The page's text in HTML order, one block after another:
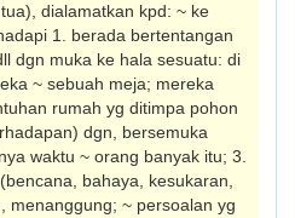
dialamatkan kpd: ~ ke
1. berada bertentangan
dgn muka ke hala sesuatu: di
~ sebuah meja; mereka
rumah yg ditimpa pohon
dgn, bersemuka
waktu ~ orang banyak itu; 3.
bahaya, kesukaran,
menanggung; ~ per­soalan yg